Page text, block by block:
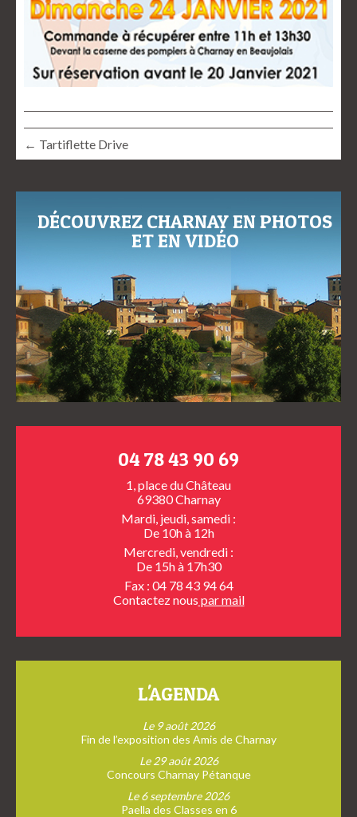
← Tartiflette Drive
DÉCOUVREZ CHARNAY EN PHOTOS
ET EN VIDÉO
04 78 43 90 69
1, place du Château
69380 Charnay
Mardi, jeudi, samedi :
De 10h à 12h
Mercredi, vendredi :
De 15h à 17h30
Fax : 04 78 43 94 64
Contactez nous par mail
L'AGENDA
Le 9 août 2026
Fin de l’exposition des Amis de Charnay
Le 29 août 2026
Concours Charnay Pétanque
Le 6 septembre 2026
Paella des Classes en 6